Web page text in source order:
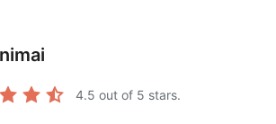
4.5 out of 5 stars.